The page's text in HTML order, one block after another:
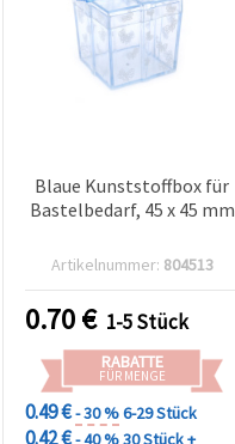
Blaue Kunststoffbox für
Bastelbedarf, 45 x 45 mm
Artikelnummer: 804513
0.70€ 1-5 Stück
RABATTE
FÜR MENGE
0.49 €- 30 %6-29 Stück
0.42 €- 40 %30 Stück +